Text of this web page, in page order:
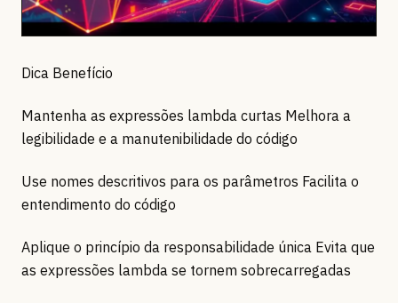
Dica Benefício
Mantenha as expressões lambda curtas Melhora a
legibilidade e a manutenibilidade do código
Use nomes descritivos para os parâmetros Facilita o
entendimento do código
Aplique o princípio da responsabilidade única Evita que
as expressões lambda se tornem sobrecarregadas